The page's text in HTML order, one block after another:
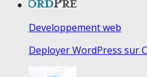
Developpement web
Deployer WordPress sur